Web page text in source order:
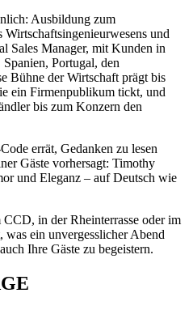
Ausbildung zum
und
Sales Manager, mit Kunden in
Portugal, den
Bühne der Wirtschaft prägt bis
ein Firmenpublikum tickt, und
bis zum Konzern den
errät, Gedanken zu lesen
Gäste vorhersagt: Timothy
und Eleganz – auf Deutsch wie
in der Rheinterrasse oder im
ein unvergesslicher Abend
Ihre Gäste zu begeistern.